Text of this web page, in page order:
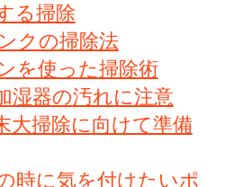
る掃除
クの掃除法
を使った掃除術
湿器の汚れに注意
大掃除に向けて準備
時に気を付けたいポ